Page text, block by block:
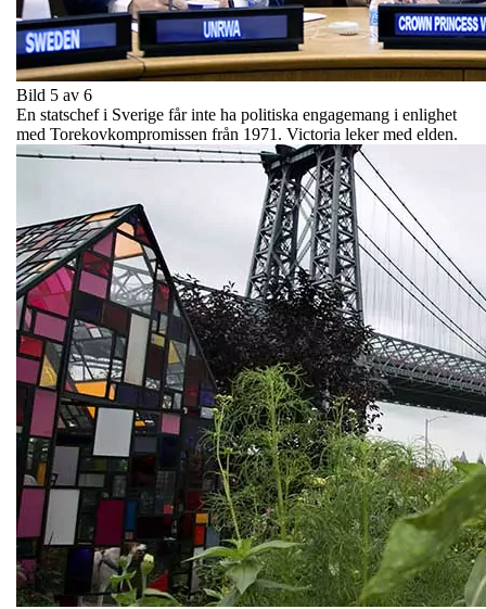
Bild 5 av 6
En statschef i Sverige får inte ha politiska engagemang i enlighet
med Torekovkompromissen från 1971. Victoria leker med elden.